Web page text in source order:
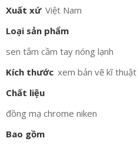
Xuất xứ Việt Nam
Loại sản phẩm
sen tắm cầm tay nóng lạnh
Kích thước xem bản vẽ kĩ thuật
Chất liệu
đồng mạ chrome niken
Bao gồm